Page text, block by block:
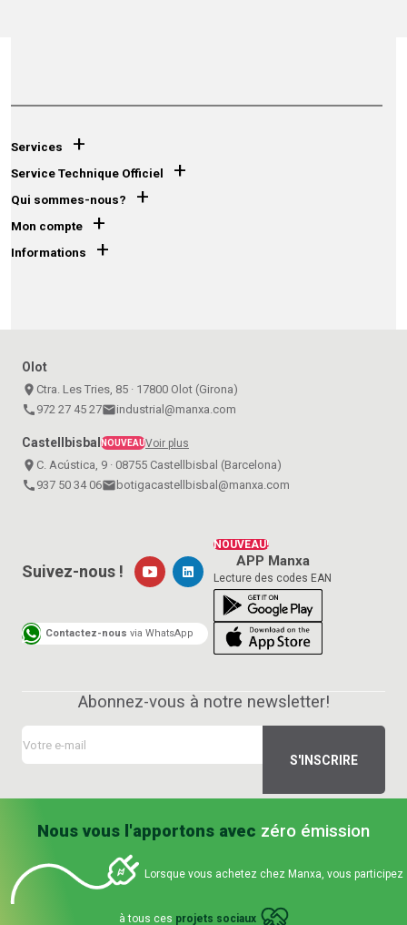
Services +
Service Technique Officiel +
Qui sommes-nous? +
Mon compte +
Informations +
Olot
place Ctra. Les Tries, 85 · 17800 Olot (Girona)
call 972 27 45 27emailindustrial@manxa.com
Castellbisbal NOUVEAUVoir plus
place C. Acústica, 9 · 08755 Castellbisbal (Barcelona)
call 937 50 34 06email botigacastellbisbal@manxa.com
NOUVEAU!
APP Manxa
Lecture des codes EAN
Suivez-nous !
Contactez-nous via WhatsApp
Abonnez-vous à notre newsletter!
Nous vous l'apportons avec zéro émission
Lorsque vous achetez chez Manxa, vous participez
à tous ces projets sociaux